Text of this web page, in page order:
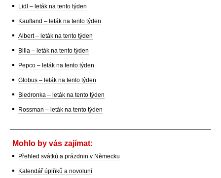
Lidl – leták na tento týden
Kaufland – leták na tento týden
Albert – leták na tento týden
Billa – leták na tento týden
Pepco – leták na tento týden
Globus – leták na tento týden
Biedronka – leták na tento týden
Rossman – leták na tento týden
Mohlo by vás zajímat:
Přehled svátků a prázdnin v Německu
Kalendář úplňků a novoluní